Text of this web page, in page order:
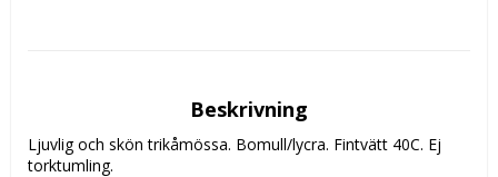
Beskrivning
Ljuvlig och skön trikåmössa. Bomull/lycra. Fintvätt 40C. Ej
torktumling.